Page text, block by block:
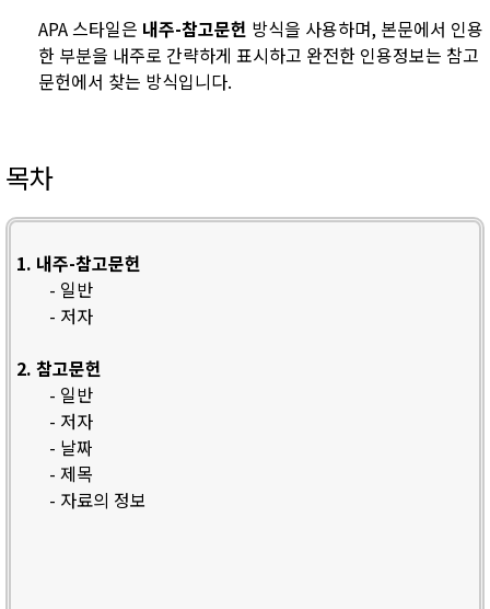
APA 스타일은 내주-참고문헌 방식을 사용하며, 본문에서 인용
한 부분을 내주로 간략하게 표시하고 완전한 인용정보는 참고
문헌에서 찾는 방식입니다.
목차
1. 내주-참고문헌
- 일반
- 저자
2. 참고문헌
- 일반
- 저자
- 날짜
- 제목
- 자료의 정보